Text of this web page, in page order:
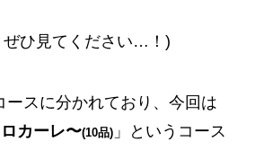
ぜひ見てください…！)
ースに分かれており、今回は
カーレ〜(10品)」というコース